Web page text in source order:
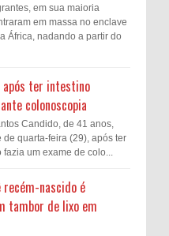
em sua maioria
em massa no enclave
África, nadando a partir do
ter intestino
colonoscopia
Candido, de 41 anos,
de quarta-feira (29), após ter
um exame de colo...
recém-nascido é
tambor de lixo em